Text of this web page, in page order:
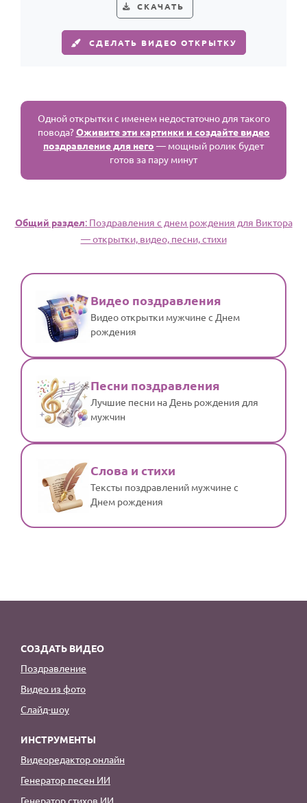
СКАЧАТЬ
СДЕЛАТЬ ВИДЕО ОТКРЫТКУ
Одной открытки с именем недостаточно для такого
повода?Оживите эти картинки и создайте видео
поздравление для него — мощный ролик будет
готов за пару минут
Общий раздел: Поздравления с днем рождения для Виктора
— открытки, видео, песни, стихи
Видео поздравления
Видео открытки мужчине с Днем
рождения
Песни поздравления
Лучшие песни на День рождения для
мужчин
Слова и стихи
Тексты поздравлений мужчине с
Днем рождения
СОЗДАТЬ ВИДЕО
Поздравление
Видео из фото
Слайд-шоу
ИНСТРУМЕНТЫ
Видеоредактор онлайн
Генератор песен ИИ
Генератор стихов ИИ